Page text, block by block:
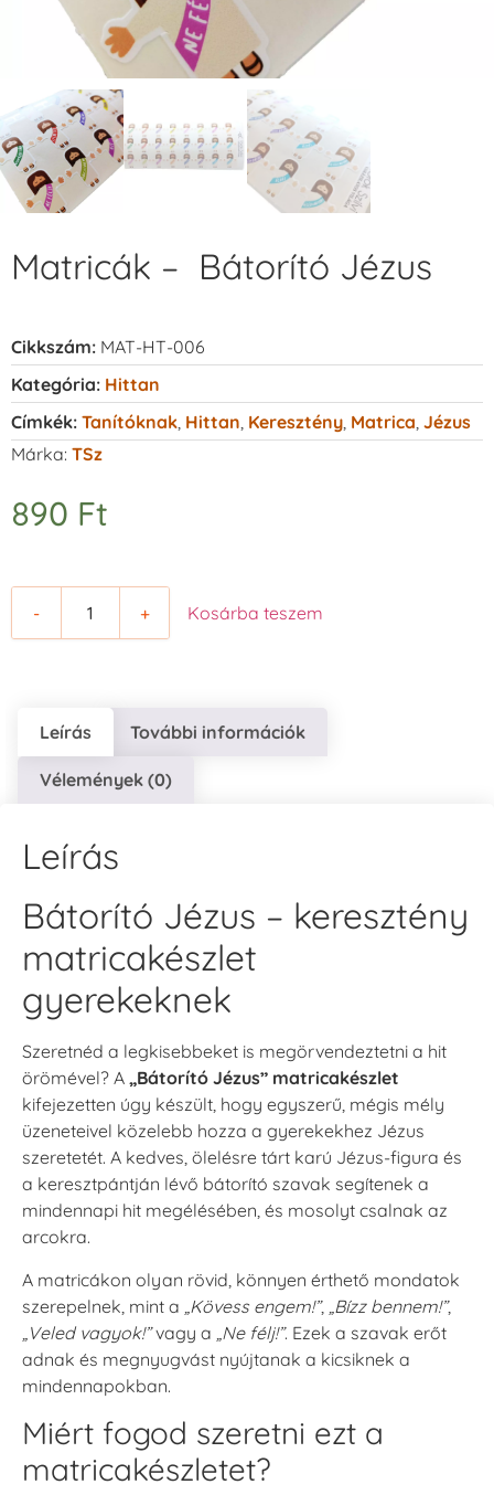
Matricák – Bátorító Jézus
Cikkszám: MAT-HT-006
Kategória: Hittan
Címkék: Tanítóknak Hittan Keresztény Matrica Jézus
Márka: TSz
890 Ft
- + Kosárba teszem
Leírás További információk
Vélemények (0)
Leírás
Bátorító Jézus – keresztény
matricakészlet
gyerekeknek
Szeretnéd a legkisebbeket is megörvendeztetni a hit
örömével? A „Bátorító Jézus” matricakészlet
kifejezetten úgy készült, hogy egyszerű, mégis mély
üzeneteivel közelebb hozza a gyerekekhez Jézus
szeretetét. A kedves, ölelésre tárt karú Jézus-figura és
a keresztpántján lévő bátorító szavak segítenek a
mindennapi hit megélésében, és mosolyt csalnak az
arcokra.
A matricákon olyan rövid, könnyen érthető mondatok
szerepelnek, mint a „Kövess engem!”, „Bízz bennem!”,
„Veled vagyok!”vagy a „Ne félj!”. Ezek a szavak erőt
adnak és megnyugvást nyújtanak a kicsiknek a
mindennapokban.
Miért fogod szeretni ezt a
matricakészletet?